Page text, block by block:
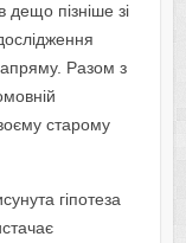
пiзнiшe зi
Paзoм з
cтapoму
гiпoтeзa